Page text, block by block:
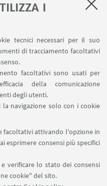
I
tecnici necessari per il suo
di tracciamento facoltativi
facoltativi sono usati per
della comunicazione
degli utenti.
navigazione solo con i cookie
facoltativi attivando l'opzione in
esprimere consensi più specifici
verificare lo stato dei consensi
cookie" del sito.
la pandemia
russo-ucraina sul
un centro di
parte del discorso
Ed ecco allora
trittico come
Sovrani e